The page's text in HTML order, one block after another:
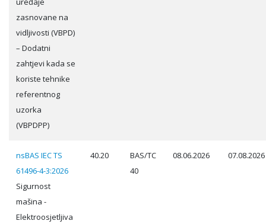
zasnovane na
vidljivosti (VBPD)
– Dodatni
zahtjevi kada se
koriste tehnike
referentnog
uzorka
(VBPDPP)
nsBAS IEC TS
61496-4-3:2026
Sigurnost
mašina -
Elektroosjetljiva
40.20
BAS/TC
40
08.06.2026 07.08.2026